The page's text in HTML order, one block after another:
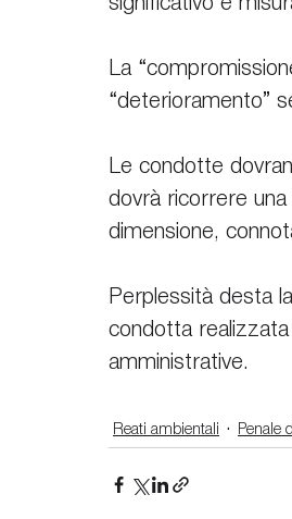
significativo e
La
“deterioramento”
Le condotte
dovrà ricorrere una
dimensione,
Perplessità desta
condotta realizzata
amministrative.
Reati ambientali Penale